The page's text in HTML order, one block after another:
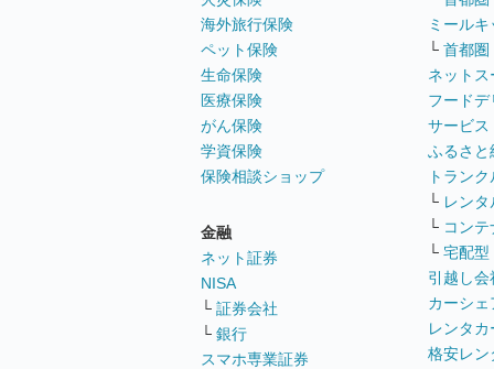
海外旅行保険
ペット保険
生命保険
医療保険
がん保険
学資保険
保険相談ショップ
金融
ネット証券
NISA
└ 証券会社
└ 銀行
スマホ専業証券
ミールキ
└ 首都圏
ネットス
フード
サービス
ふるさと
トラン
└ レン
└ コンテ
└ 宅配型
引越し会
カーシ
レンタカ
格安レン